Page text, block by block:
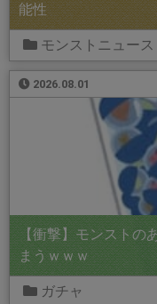
能性
モンストニュース
2026.08.01
【衝撃】モンストの
まうｗｗｗ
ガチャ